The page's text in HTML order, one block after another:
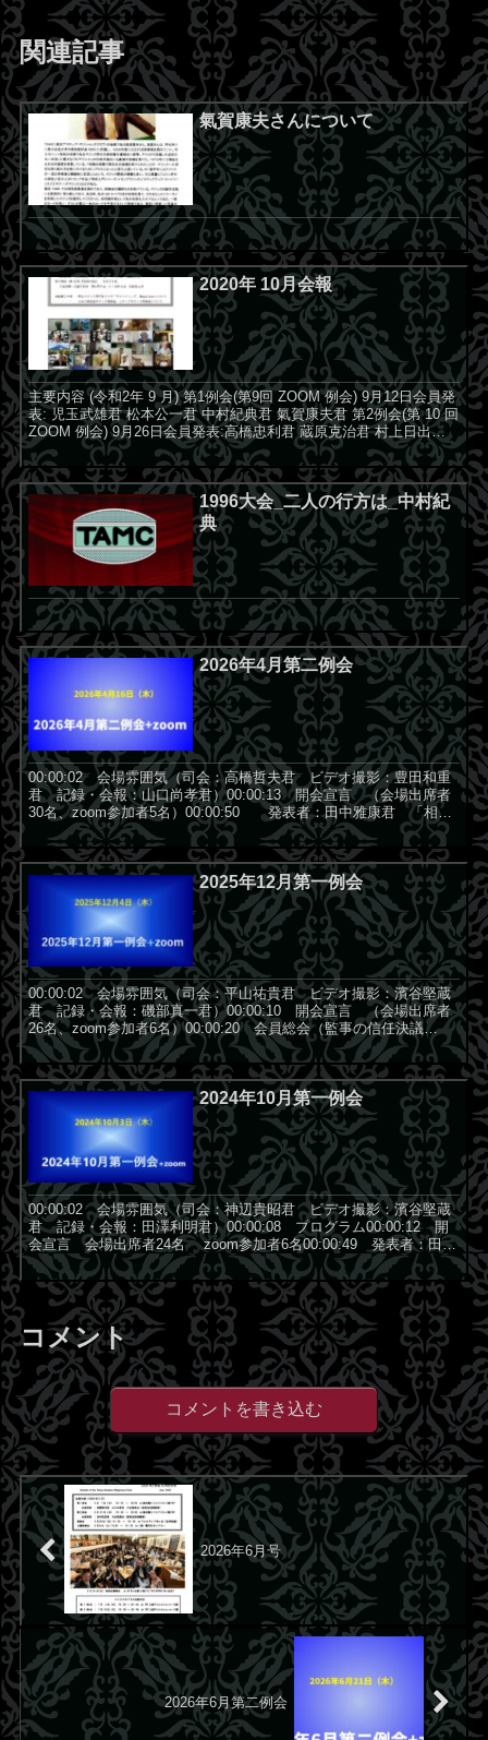
関連記事
氣賀康夫さんについて
2020年 10月会報
主要内容 (令和2年 9 月) 第1例会(第9回 ZOOM 例会) 9月12日会員発
表: 児玉武雄君 松本公一君 中村紀典君 氣賀康夫君 第2例会(第 10 回
ZOOM 例会) 9月26日会員発表:高橋忠利君 蔵原克治君 村上日出夫
君 氣...
1996大会_二人の行方は_中村紀
典
2026年4月第二例会
00:00:02 会場雰囲気（司会：高橋哲夫君 ビデオ撮影：豊田和重
君 記録・会報：山口尚孝君）00:00:13 開会宣言 （会場出席者
30名、zoom参加者5名）00:00:50 発表者：田中雅康君 「相良
武雄（I love you）の...
2025年12月第一例会
00:00:02 会場雰囲気（司会：平山祐貴君 ビデオ撮影：濱谷堅蔵
君 記録・会報：磯部真一君）00:00:10 開会宣言 （会場出席者
26名、zoom参加者6名）00:00:20 会員総会（監事の信任決議
他） 八田会長、梶田幹...
2024年10月第一例会
00:00:02 会場雰囲気（司会：神辺貴昭君 ビデオ撮影：濱谷堅蔵
君 記録・会報：田澤利明君）00:00:08 プログラム00:00:12 開
会宣言 会場出席者24名 zoom参加者6名00:00:49 発表者：田澤
利明君 ロープと...
コメント
コメントを書き込む
2026年6月号
2026年6月第二例会